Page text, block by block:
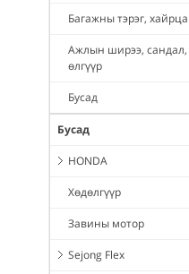
Багажны тэрэг,
Ажлын ширээ,
өлгүүр
Бусад
Бусад
HONDA
Хөдөлгүүр
Завины мотор
Sejong Flex